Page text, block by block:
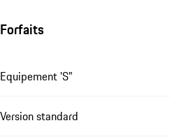
Forfaits
Equipement 'S"
Version standard